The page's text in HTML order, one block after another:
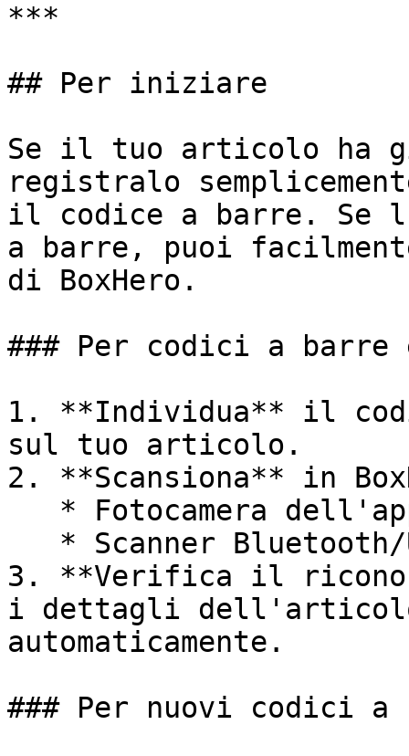
***
## Per iniziare
Se il tuo articolo ha
registralo
il codice a barre. Se
a barre, puoi
di BoxHero.
### Per codici a
1. **Individua** il
sul tuo articolo.
2. **Scansiona** in
3. **Verifica il
i dettagli dell'articolo
automaticamente.
### Per nuovi codici a